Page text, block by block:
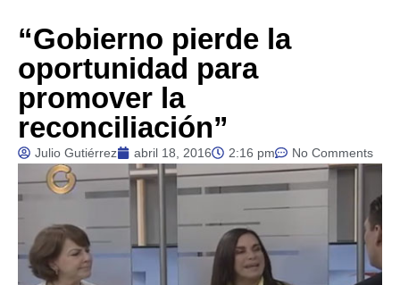
“Gobierno pierde la
oportunidad para
promover la
reconciliación”
Julio Gutiérrez abril 18, 2016 2:16 pm No Comments